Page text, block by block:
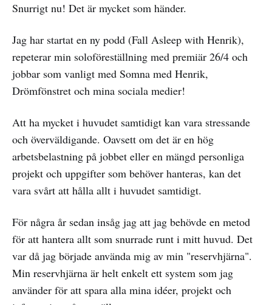
Snurrigt nu! Det är mycket som händer.
Jag har startat en ny podd (Fall Asleep with Henrik),
repeterar min soloföreställning med premiär 26/4 och
jobbar som vanligt med Somna med Henrik,
Drömfönstret och mina sociala medier!
Att ha mycket i huvudet samtidigt kan vara stressande
och överväldigande. Oavsett om det är en hög
arbetsbelastning på jobbet eller en mängd personliga
projekt och uppgifter som behöver hanteras, kan det
vara svårt att hålla allt i huvudet samtidigt.
För några år sedan insåg jag att jag behövde en metod
för att hantera allt som snurrade runt i mitt huvud. Det
var då jag började använda mig av min "reservhjärna".
Min reservhjärna är helt enkelt ett system som jag
använder för att spara alla mina idéer, projekt och